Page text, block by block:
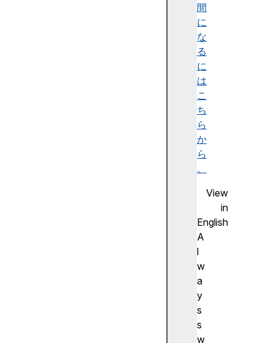
間
に
な
る
に
は
こ
ち
ら
か
ら
。
View
in
English
A
l
w
a
y
s
s
w